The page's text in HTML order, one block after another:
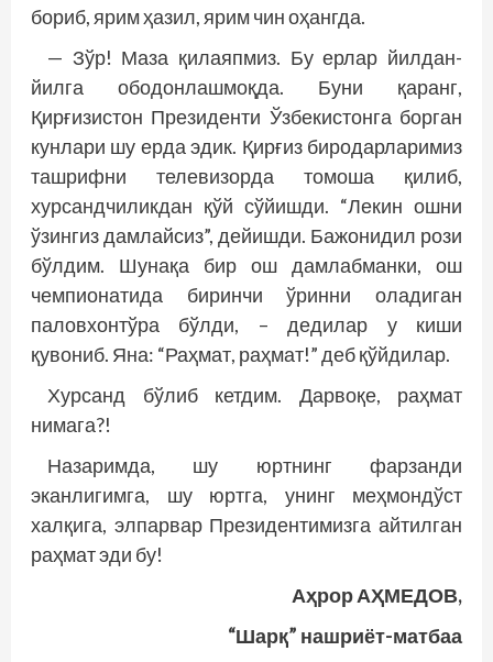
бориб, ярим ҳазил, ярим чин оҳангда.
— Зўр! Маза қилаяпмиз. Бу ерлар йилдан-
йилга ободонлашмоқда. Буни қаранг,
Қирғизистон Президенти Ўзбекистонга борган
кунлари шу ерда эдик. Қирғиз биродарларимиз
ташрифни телевизорда томоша қилиб,
хурсандчиликдан қўй сўйишди. “Лекин ошни
ўзингиз дамлайсиз”, дейишди. Бажонидил рози
бўлдим. Шунақа бир ош дамлабманки, ош
чемпионатида биринчи ўринни оладиган
паловхонтўра бўлди, – дедилар у киши
қувониб. Яна: “Раҳмат, раҳмат!” деб қўйдилар.
Хурсанд бўлиб кетдим. Дарвоқе, раҳмат
нимага?!
Назаримда, шу юртнинг фарзанди
эканлигимга, шу юртга, унинг меҳмондўст
халқига, элпарвар Президентимизга айтилган
раҳмат эди бу!
Аҳрор АҲМЕДОВ,
“Шарқ” нашриёт-матбаа